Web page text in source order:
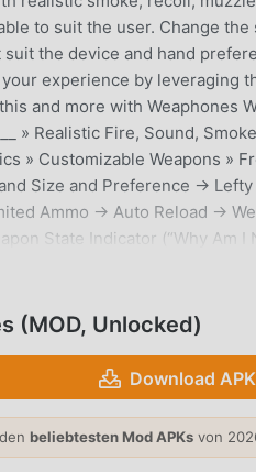
to suit the user. Change
the device and hand
experience by leveraging
and more with Weaphones
» Realistic Fire, Sound,
» Customizable Weapons »
Size and Preference →
Ammo → Auto Reload →
State Indicator (“Why Am
» Multi-Touch,
MARK IIMP 40PPSH
simulation-Spiel hat es
(MOD, Unlocked)
Download
beliebtesten Mod APKs von